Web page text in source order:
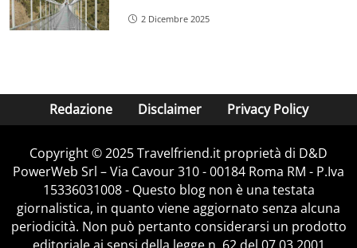
2 Dicembre 2025
Redazione Disclaimer Privacy Policy
Copyright © 2025 Travelfriend.it proprietà di D&D
PowerWeb Srl – Via Cavour 310 - 00184 Roma RM - P.Iva
15336031008 - Questo blog non è una testata
giornalistica, in quanto viene aggiornato senza alcuna
periodicità. Non può pertanto considerarsi un prodotto
editoriale ai sensi della legge n. 62 del 07.03.2001